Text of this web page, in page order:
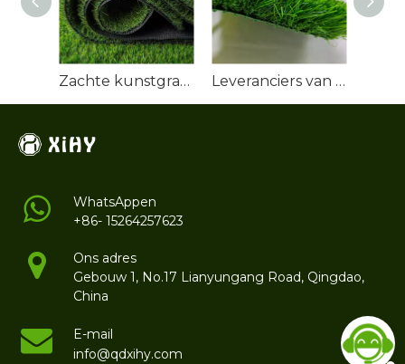
Zachte kunstgrasgrasrol Leveranciers van kunstgrasgras
WhatsAppen
+86- 15264257623
Ons adres
Gebouw 1, No.17 Lianyungang Road, Qingdao,
China
E-mail
info@qdxihy.com